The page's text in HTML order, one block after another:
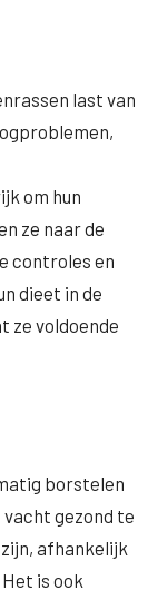
last van
om hun
ze naar de
controles en
dieet in de
ze voldoende
borstelen
gezond te
afhankelijk
is ook